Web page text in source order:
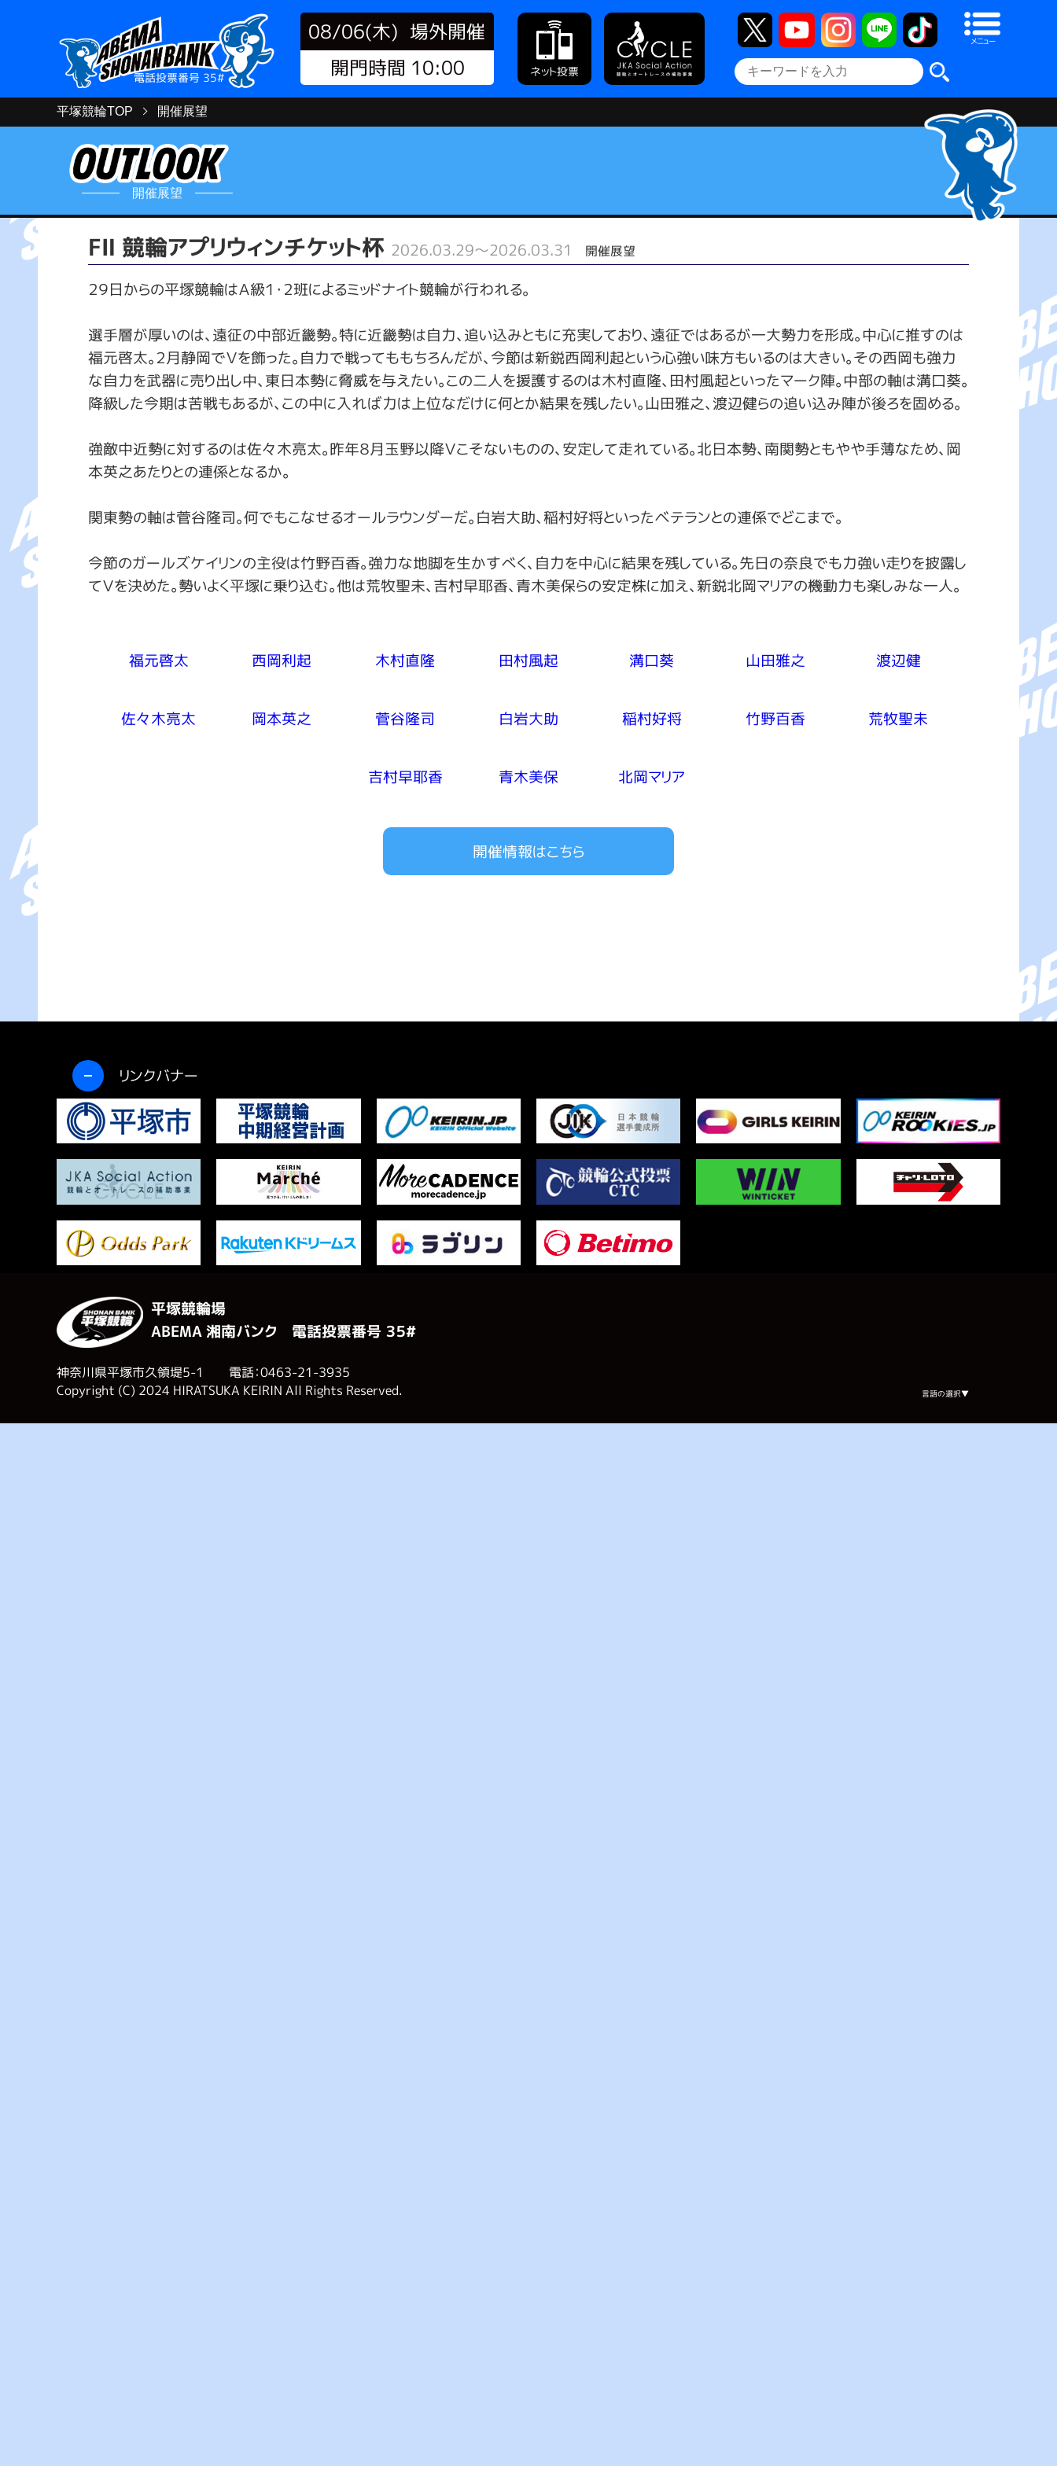
電話投票番号 35#
08/06(木) 場外開催
開門時間 10:00
ネット投票
メニュー
平塚競輪TOP 開催展望
開催展望
FⅡ 競輪アプリウィンチケット杯 2026.03.29～2026.03.31 開催展望
２９日からの平塚競輪はＡ級１・２班によるミッドナイト競輪が行われる。
選手層が厚いのは、遠征の中部近畿勢。特に近畿勢は自力、追い込みともに充実しており、遠征ではあるが一大勢力を形成。中心に推すのは
福元啓太。２月静岡でＶを飾った。自力で戦ってももちろんだが、今節は新鋭西岡利起という心強い味方もいるのは大きい。その西岡も強力
な自力を武器に売り出し中、東日本勢に脅威を与えたい。この二人を援護するのは木村直隆、田村風起といったマーク陣。中部の軸は溝口葵。
降級した今期は苦戦もあるが、この中に入れば力は上位なだけに何とか結果を残したい。山田雅之、渡辺健らの追い込み陣が後ろを固める。
強敵中近勢に対するのは佐々木亮太。昨年８月玉野以降Ｖこそないものの、安定して走れている。北日本勢、南関勢ともやや手薄なため、岡
本英之あたりとの連係となるか。
関東勢の軸は菅谷隆司。何でもこなせるオールラウンダーだ。白岩大助、稲村好将といったベテランとの連係でどこまで。
今節のガールズケイリンの主役は竹野百香。強力な地脚を生かすべく、自力を中心に結果を残している。先日の奈良でも力強い走りを披露し
てＶを決めた。勢いよく平塚に乗り込む。他は荒牧聖未、吉村早耶香、青木美保らの安定株に加え、新鋭北岡マリアの機動力も楽しみな一人。
福元啓太 西岡利起 木村直隆 田村風起 溝口葵 山田雅之 渡辺健
佐々木亮太 岡本英之 菅谷隆司 白岩大助 稲村好将 竹野百香 荒牧聖未
吉村早耶香 青木美保 北岡マリア
開催情報はこちら
リンクバナー
開く
平塚競輪場
ABEMA 湘南バンク 電話投票番号 ３５#
神奈川県平塚市久領堤5-1 電話：0463-21-3935
Copyright (C) 2024 HIRATSUKA KEIRIN All Rights Reserved.
言語の選択▼
Select Language